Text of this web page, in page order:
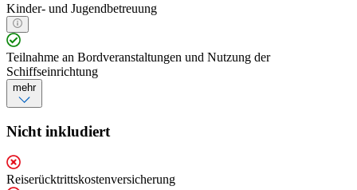
Kinder- und Jugendbetreuung
Teilnahme an Bordveranstaltungen und Nutzung der
Schiffseinrichtung
mehr
Nicht inkludiert
Reiserücktrittskostenversicherung